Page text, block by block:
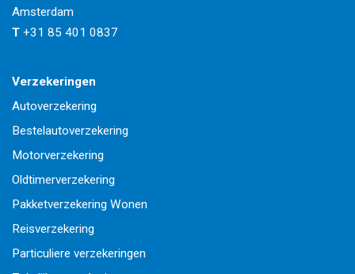
Amsterdam
T +31 85 401 0837
Verzekeringen
Autoverzekering
Bestelautoverzekering
Motorverzekering
Oldtimerverzekering
Pakketverzekering Wonen
Reisverzekering
Particuliere verzekeringen